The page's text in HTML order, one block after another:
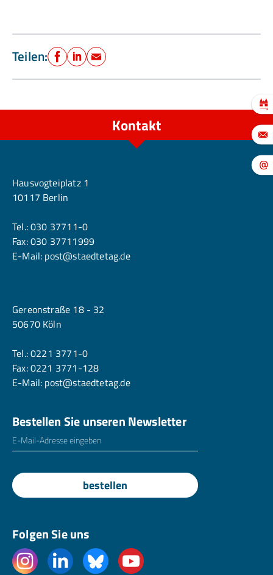
Teilen: Facebook
LinkedIn
E-Mail
Kontakt
Hausvogteiplatz 1
10117 Berlin
Tel.:030 37711-0
Fax: 030 37711999
E-Mail: post@staedtetag.de
Gereonstraße 18 - 32
50670 Köln
Tel.:0221 3771-0
Fax: 0221 3771-128
E-Mail: post@staedtetag.de
Bestellen Sie unseren Newsletter
E-Mailadresse
bestellen
Folgen Sie uns